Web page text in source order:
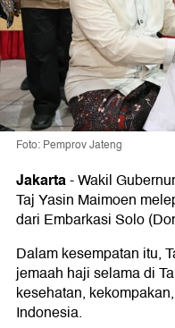
Foto: Pemprov Jateng
Jakarta-Wakil
Taj Yasin Maimoen
dari Embarkasi Solo
Dalam kesempatan itu,
jemaah haji selama di
kesehatan,
Indonesia.